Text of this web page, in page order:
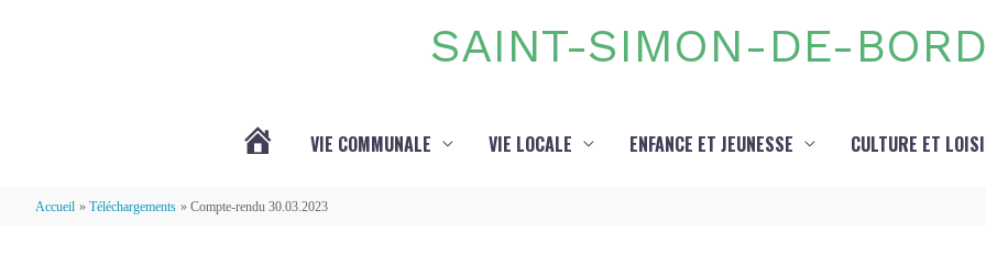
SAINT-SIMON-DE-
VIE COMMUNALE VIE LOCALE ENFANCE ET JEUNESSE CULTURE ET
Accueil Téléchargements Compte-rendu 30.03.2023